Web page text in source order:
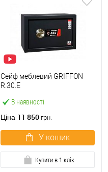
В наявності
Сейф меблевий GRIFFON
R.30.E
Ціна 11 850 грн.
У кошик
Купити в 1 клік